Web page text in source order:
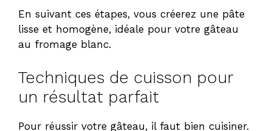
En suivant ces étapes, vous créerez une pâte
lisse et homogène, idéale pour votre gâteau
au fromage blanc.
Techniques de cuisson pour
un résultat parfait
Pour réussir votre gâteau, il faut bien cuisiner.